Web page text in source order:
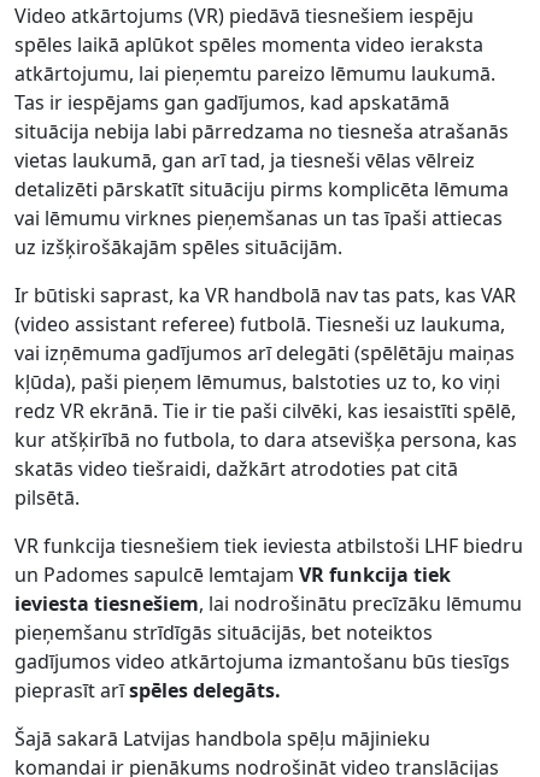
Video atkārtojums (VR) piedāvā tiesnešiem iespēju
spēles laikā aplūkot spēles momenta video ieraksta
atkārtojumu, lai pieņemtu pareizo lēmumu laukumā.
Tas ir iespējams gan gadījumos, kad apskatāmā
situācija nebija labi pārredzama no tiesneša atrašanās
vietas laukumā, gan arī tad, ja tiesneši vēlas vēlreiz
detalizēti pārskatīt situāciju pirms komplicēta lēmuma
vai lēmumu virknes pieņemšanas un tas īpaši attiecas
uz izšķirošākajām spēles situācijām.
Ir būtiski saprast, ka VR handbolā nav tas pats, kas VAR
(video assistant referee) futbolā. Tiesneši uz laukuma,
vai izņēmuma gadījumos arī delegāti (spēlētāju maiņas
kļūda), paši pieņem lēmumus, balstoties uz to, ko viņi
redz VR ekrānā. Tie ir tie paši cilvēki, kas iesaistīti spēlē,
kur atšķirībā no futbola, to dara atsevišķa persona, kas
skatās video tiešraidi, dažkārt atrodoties pat citā
pilsētā.
VR funkcija tiesnešiem tiek ieviesta atbilstoši LHF biedru
un Padomes sapulcē lemtajam VR funkcija tiek
ieviesta tiesnešiem, lai nodrošinātu precīzāku lēmumu
pieņemšanu strīdīgās situācijās, bet noteiktos
gadījumos video atkārtojuma izmantošanu būs tiesīgs
pieprasīt arīspēles delegāts.
Šajā sakarā Latvijas handbola spēļu mājinieku
komandai ir pienākums nodrošināt video translācijas